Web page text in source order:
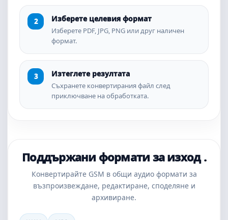
Изберете целевия формат
Изберете PDF, JPG, PNG или друг наличен
формат.
Изтеглете резултата
Съхранете конвертирания файл след
приключване на обработката.
Поддържани формати за изход .
Конвертирайте GSM в общи аудио формати за
възпроизвеждане, редактиране, споделяне и
архивиране.